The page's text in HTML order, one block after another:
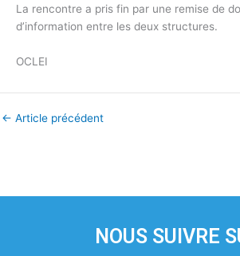
La rencontre a pris fin par une remise de
d’information entre les deux structures.
OCLEI
← Article précédent
NOUS SUIVRE